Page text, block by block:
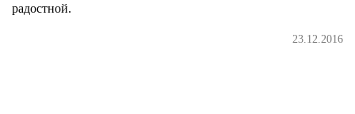
радостной.
23.12.2016